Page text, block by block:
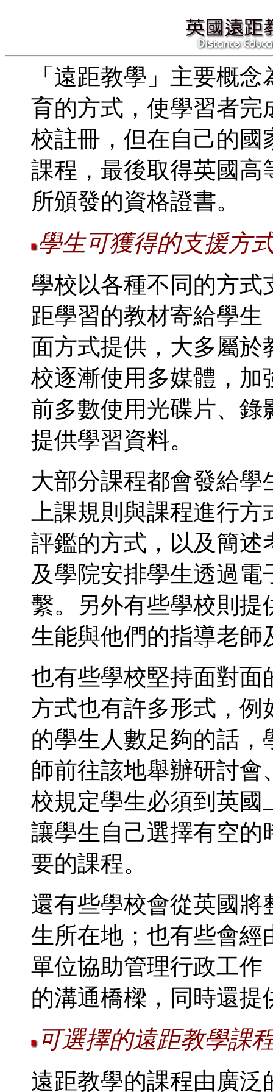
「遠距教學」主要概
育的方式，使學習者完
校註冊，但在自己的國
課程，最後取得英國高
所頒發的資格證書。
學生可獲得的支援方
學校以各種不同的方
距學習的教材寄給學
面方式提供，大多屬於
校逐漸使用多媒體，加
前多數使用光碟片、錄
提供學習資料。
大部分課程都會發給
上課規則與課程進行
評鑑的方式，以及簡述
及學院安排學生透過
繫。另外有些學校則提
生能與他們的指導老師
也有些學校堅持面對面
方式也有許多形式，
的學生人數足夠的話
師前往該地舉辦研討
校規定學生必須到英國
讓學生自己選擇有空的
要的課程。
還有些學校會從英國
生所在地；也有些會經
單位協助管理行政工作
的溝通橋樑，同時還
可選擇的遠距教學課
遠距教學的課程由廣